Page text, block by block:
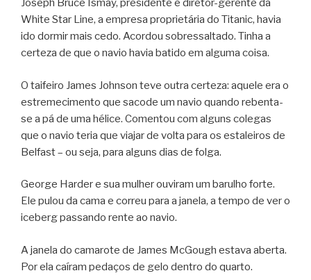
Joseph Bruce Ismay, presidente e diretor-gerente da
White Star Line, a empresa proprietária do Titanic, havia
ido dormir mais cedo. Acordou sobressaltado. Tinha a
certeza de que o navio havia batido em alguma coisa.
O taifeiro James Johnson teve outra certeza: aquele era o
estremecimento que sacode um navio quando rebenta-
se a pá de uma hélice. Comentou com alguns colegas
que o navio teria que viajar de volta para os estaleiros de
Belfast – ou seja, para alguns dias de folga.
George Harder e sua mulher ouviram um barulho forte.
Ele pulou da cama e correu para a janela, a tempo de ver o
iceberg passando rente ao navio.
A janela do camarote de James McGough estava aberta.
Por ela caíram pedaços de gelo dentro do quarto.